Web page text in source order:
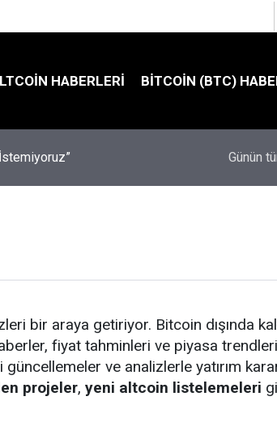
HABERLERI BITCOIN (BTC)
Azaltabilir Fed Başkanı
Günün
bir araya getiriyor. Bitcoin dışında
fiyat tahminleri ve piyasa
ve analizlerle yatırım
projeler, yeni altcoin listelemeleri